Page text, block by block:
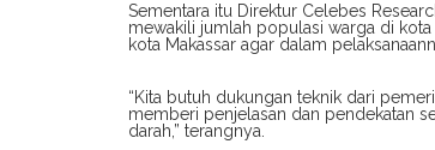
Sementara itu Direktur Celebes
mewakili jumlah populasi warga di
kota Makassar agar dalam
“Kita butuh dukungan teknik dari
memberi penjelasan dan pendekatan
darah,” terangnya.